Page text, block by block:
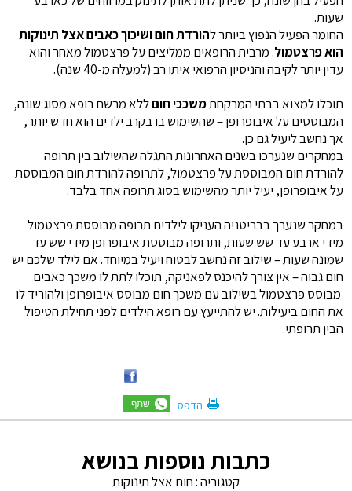
שעות.
החומר הפעיל הנפוץ ביותר להורדת חום ושיכוך כאבים אצל תינוקות
הוא פרצטמול. מרבית הרופאים ממליצים על פרצטמול מאחר והוא
עדין יותר לקיבה והניסיון הרפואי איתו רב (למעלה מ-40 שנה).
תוכלו למצוא בבתי המרקחתמשככי חוםללא מרשם רופא מסוג שונה,
המבוססים על איבופרופן – שהשימוש בו בקרב ילדים הוא חדש יותר,
אך נחשב ליעיל גם כן.
במחקרים שנערכו בשנים האחרונות התגלה שהשילוב בין תרופה
להורדת חום המבוססת על פרצטמול, לתרופה להורדת חום המבוססת
על איבופרופן, יעיל יותר מהשימוש בסוג תרופה אחד בלבד.
במחקר שנערך בבריטניה העניקו לילדים תרופה מבוססת פרצטמול
מידי ארבע עד שש שעות, ותרופה מבוססת איבופרופן מידי שש עד
שמונה שעות – שילוב זה נחשב לבטוח ויעיל במיוחד. אם לילד שלכם יש
חום גבוה – אין צורך להיכנס לפאניקה, תוכלו לתת לו משכך כאבים
מבוסס פרצטמול בשילוב עם משכך חום מבוסס איבופרופן ולהוריד לו
את החום ביעילות. יש להתייעץ עם רופא הילדים לפני תחילת הטיפול
הבין תרופתי.
הדפס
כתבות נוספות בנושא
קטגוריה :חום אצל תינוקות